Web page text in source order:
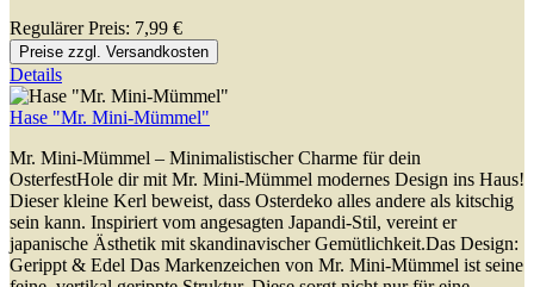
Regulärer Preis: 7,99 €
Preise zzgl. Versandkosten
Details
Hase "Mr. Mini-Mümmel"
Mr. Mini-Mümmel – Minimalistischer Charme für dein
OsterfestHole dir mit Mr. Mini-Mümmel modernes Design ins Haus!
Dieser kleine Kerl beweist, dass Osterdeko alles andere als kitschig
sein kann. Inspiriert vom angesagten Japandi-Stil, vereint er
japanische Ästhetik mit skandinavischer Gemütlichkeit.Das Design:
Gerippt & Edel Das Markenzeichen von Mr. Mini-Mümmel ist seine